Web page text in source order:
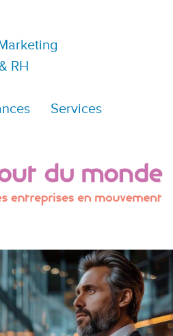
RH
Services